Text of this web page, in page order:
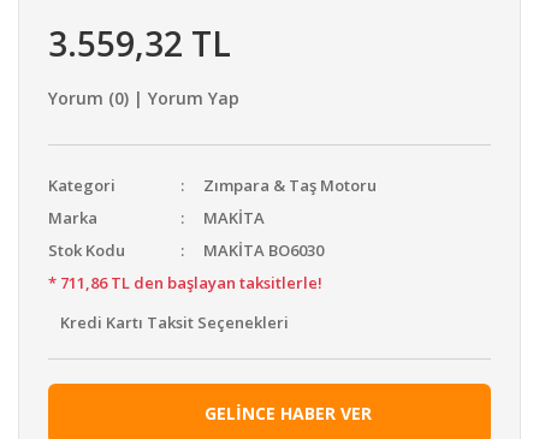
3.559,32 TL
Yorum (0) | Yorum Yap
Kategori
Zımpara & Taş Motoru
Marka
MAKİTA
Stok Kodu
MAKİTA BO6030
* 711,86 TL den başlayan taksitlerle!
Kredi Kartı Taksit Seçenekleri
GELİNCE HABER VER